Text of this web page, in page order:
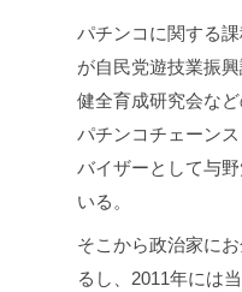
パチンコに関する
が自民党遊技業振
健全育成研究会な
パチンコチェーン
バイザーとして与
いる。
そこから政治家に
るし、2011年には